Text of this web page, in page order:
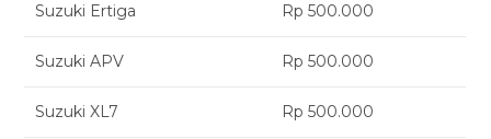
Suzuki Ertiga Rp 500.000
Suzuki APV Rp 500.000
Suzuki XL7 Rp 500.000